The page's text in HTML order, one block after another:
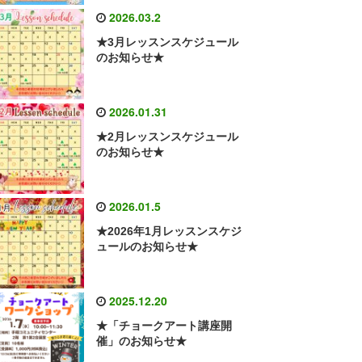
2026.03.2
★3月レッスンスケジュール
のお知らせ★
2026.01.31
★2月レッスンスケジュール
のお知らせ★
2026.01.5
★2026年1月レッスンスケジ
ュールのお知らせ★
2025.12.20
★「チョークアート講座開
催」のお知らせ★